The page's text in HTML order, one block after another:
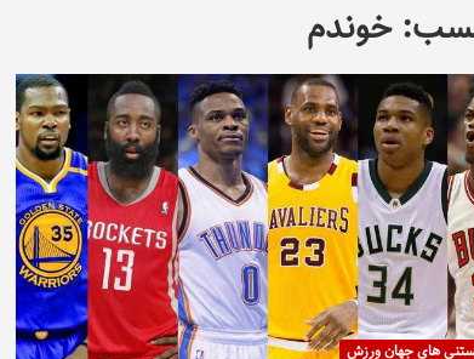
خوندم
های جهان ورزش